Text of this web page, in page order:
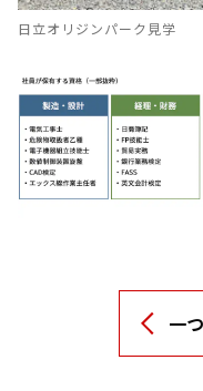
日立オリジンパーク見学
一